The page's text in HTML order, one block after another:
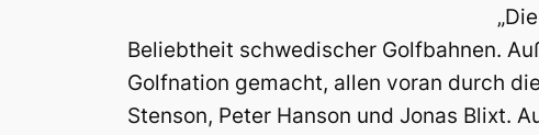
Beliebtheit schwedischer Golfbahnen.
Golfnation gemacht, allen voran durch
Stenson, Peter Hanson und Jonas Blixt.